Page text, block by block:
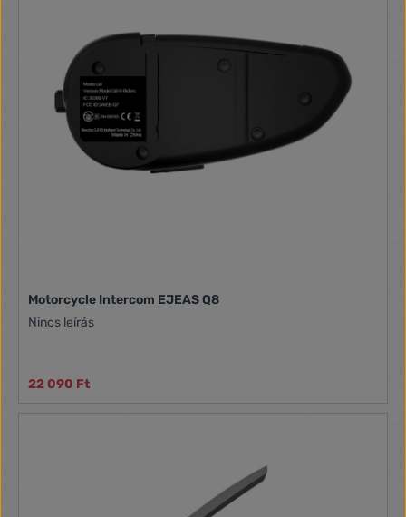
Motorcycle Intercom EJEAS Q8
Nincs leírás
22 090 Ft